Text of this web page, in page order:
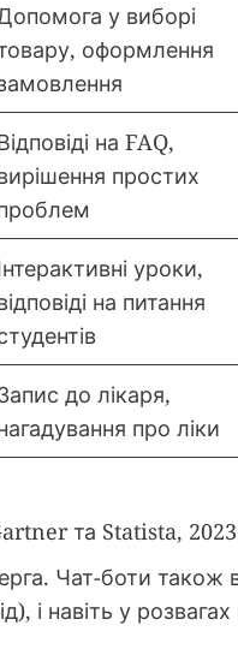
у виборі
оформлення
на FAQ,
простих
уроки,
на питання
до лікаря,
про ліки
та Statista,
Чат-боти також
і навіть у